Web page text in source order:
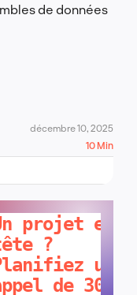
de données
décembre 10, 2025
10 Min
projet en
?
un
de 30